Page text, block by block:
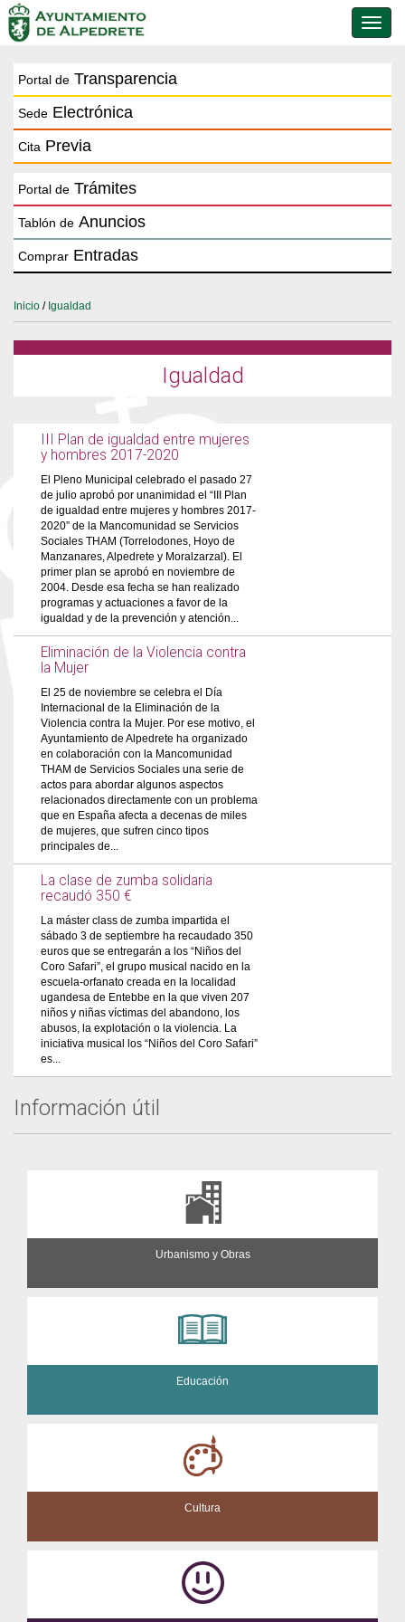
de
Portal de Transparencia
Sede Electrónica
Cita Previa
Portal de Trámites
Tablón de Anuncios
Comprar Entradas
Inicio / Igualdad
Igualdad
III Plan de igualdad entre mujeres
y hombres 2017-2020
El Pleno Municipal celebrado el pasado 27
de julio aprobó por unanimidad el “III Plan
de igualdad entre mujeres y hombres 2017-
2020” de la Mancomunidad se Servicios
Sociales THAM (Torrelodones, Hoyo de
Manzanares, Alpedrete y Moralzarzal). El
primer plan se aprobó en noviembre de
2004. Desde esa fecha se han realizado
programas y actuaciones a favor de la
igualdad y de la prevención y atención...
Eliminación de la Violencia contra
la Mujer
El 25 de noviembre se celebra el Día
Internacional de la Eliminación de la
Violencia contra la Mujer. Por ese motivo, el
Ayuntamiento de Alpedrete ha organizado
en colaboración con la Mancomunidad
THAM de Servicios Sociales una serie de
actos para abordar algunos aspectos
relacionados directamente con un problema
que en España afecta a decenas de miles
de mujeres, que sufren cinco tipos
principales de...
La clase de zumba solidaria
recaudó 350 €
La máster class de zumba impartida el
sábado 3 de septiembre ha recaudado 350
euros que se entregarán a los “Niños del
Coro Safari”, el grupo musical nacido en la
escuela-orfanato creada en la localidad
ugandesa de Entebbe en la que viven 207
niños y niñas víctimas del abandono, los
abusos, la explotación o la violencia. La
iniciativa musical los “Niños del Coro Safari”
es...
Información útil
Urbanismo y Obras
Educación
Cultura